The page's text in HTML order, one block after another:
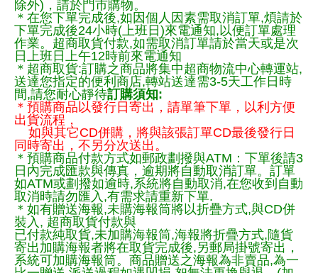
除外)，請於門市購物。
＊在您下單完成後,如因個人因素需取消訂單,煩請於
下單完成後24小時(上班日)來電通知,以便訂單處理
作業。超商取貨付款,如需取消訂單請於當天或是次
日上班日上午12時前來電通知
＊超商取貨:訂購之商品將集中超商物流中心轉運站,
送達您指定的便利商店,轉站送達需3-5天工作日時
間,請您耐心靜待訂購須知:
＊預購商品以發行日寄出，請單筆下單，以利方便
出貨流程，
如與其它CD併購，將與該張訂單CD最後發行日
同時寄出，不另分次送出。
＊預購商品付款方式如郵政劃撥與ATM：下單後請3
日內完成匯款與傳真，逾期將自動取消訂單。訂單
如ATM或劃撥如逾時,系統將自動取消,在您收到自動
取消時請勿匯入,有需求請重新下單.
＊如有贈送海報,未購海報筒將以折疊方式,與CD併
裝入, 超商取貨付款與
已付款純取貨,未加購海報筒,海報將折疊方式,隨貨
寄出加購海報者將在取貨完成後,另郵局掛號寄出，
系統可加購海報筒。商品贈送之海報為非賣品,為一